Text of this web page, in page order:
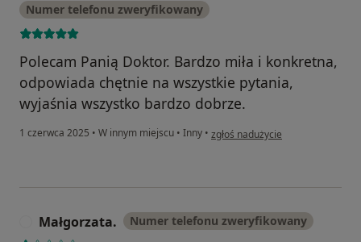
Numer telefonu zweryfikowany
Polecam Panią Doktor. Bardzo miła i konkretna,
odpowiada chętnie na wszystkie pytania,
wyjaśnia wszystko bardzo dobrze.
1 czerwca 2025 • W innym miejscu • Inny • w opinii użytkownika Konto
zgłoś nadużycie
Małgorzata. Numer telefonu zweryfikowany